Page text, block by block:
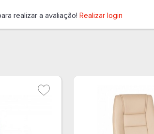
realizar a avaliação! Realizar login